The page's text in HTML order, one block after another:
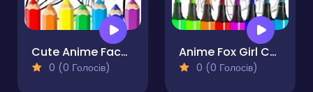
Cute Anime Face Girls Coloring Pages
0 (0 Голосів)
Anime Fox Girl Cute Coloring Pages
0 (0 Голосів)